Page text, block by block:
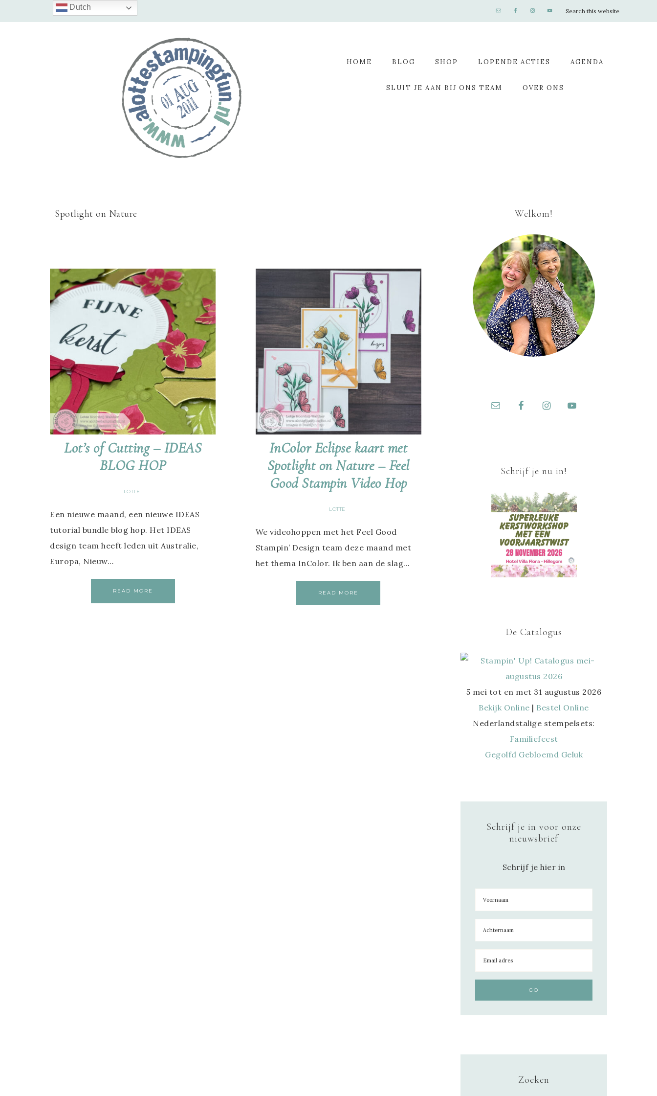
HOME BLOG SHOP LOPENDE ACTIES AGENDA
SLUIT JE AAN BIJ ONS TEAM OVER ONS
Spotlight on Nature
Lot’s of Cutting – IDEAS
BLOG HOP
LOTTE
Een nieuwe maand, een nieuwe IDEAS
tutorial bundle blog hop. Het IDEAS
design team heeft leden uit Australie,
Europa, Nieuw…
READ MORE
InColor Eclipse kaart met
Spotlight on Nature – Feel
Good Stampin Video Hop
LOTTE
We videohoppen met het Feel Good
Stampin’ Design team deze maand met
het thema InColor. Ik ben aan de slag…
READ MORE
Welkom!
Schrijf je nu in!
De Catalogus
5 mei tot en met 31 augustus 2026
Bekijk Online | Bestel Online
Nederlandstalige stempelsets:
Familiefeest
Gegolfd Gebloemd Geluk
Schrijf je in voor onze
nieuwsbrief
Schrijf je hier in
Zoeken
Dutch